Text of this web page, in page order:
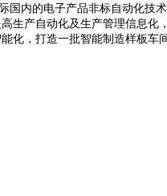
内的电子产品非标自动化技
生产自动化及生产管理信息化
化，打造一批智能制造样板车